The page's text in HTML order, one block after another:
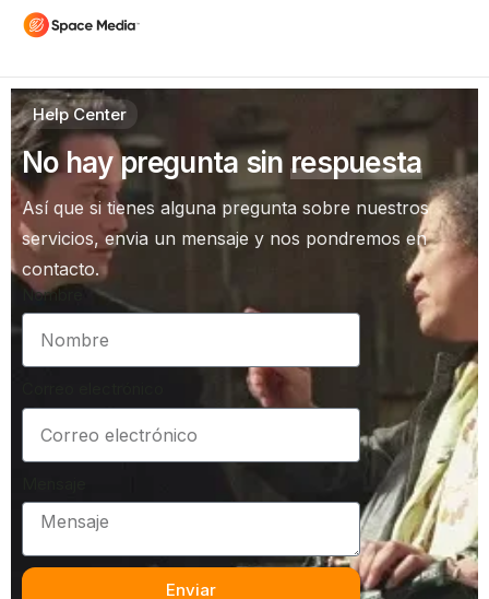
Help Center
No hay pregunta sin respuesta
Así que si tienes alguna pregunta sobre nuestros
servicios, envia un mensaje y nos pondremos en
contacto.
Nombre
Enviar